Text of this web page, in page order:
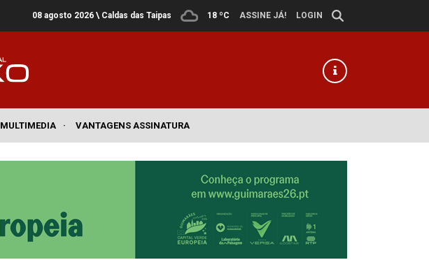
08 agosto 2026 \ Caldas das Taipas 18 ºC ASSINE JÁ! LOGIN
MULTIMEDIA · VANTAGENS ASSINATURA